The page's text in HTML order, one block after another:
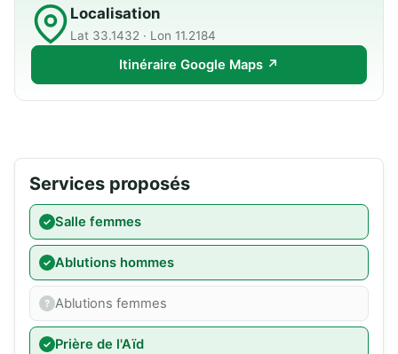
Localisation
Lat 33.1432 · Lon 11.2184
Itinéraire Google Maps ↗
Services proposés
Salle femmes
Ablutions hommes
Ablutions femmes
Prière de l'Aïd